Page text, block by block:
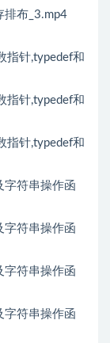
排布_3.mp4
指针,typedef和
指针,typedef和
指针,typedef和
字符串操作函
字符串操作函
字符串操作函
字符串操作函